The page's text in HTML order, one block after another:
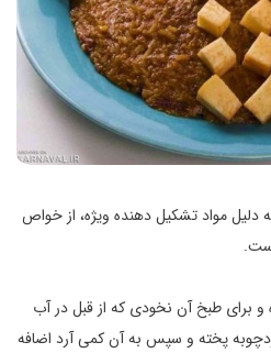
دلیل مواد تشکیل دهنده ویژه، از خواص
و برای طبخ آن نخودی که از قبل در آب
پخته و سپس به آن کمی آرد اضافه